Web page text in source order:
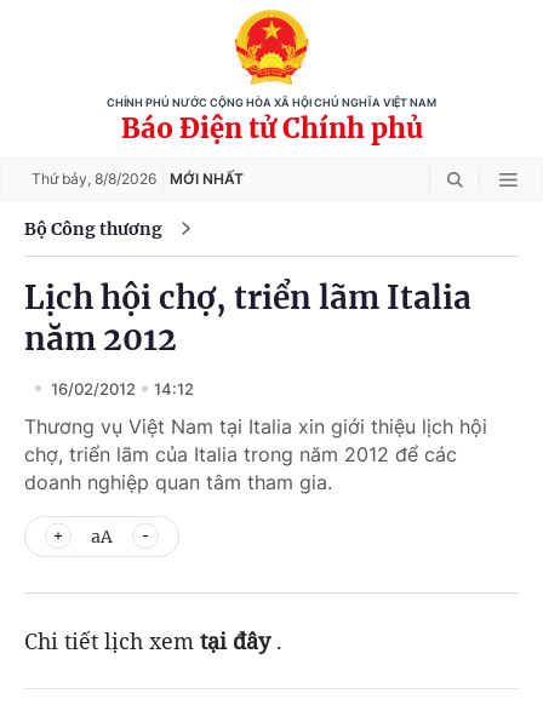
CHÍNH PHỦ NƯỚC CỘNG HÒA XÃ HỘI CHỦ NGHĨA VIỆT NAM
Báo Điện tử Chính phủ
Thứ bảy, 8/8/2026 MỚI NHẤT
Bộ Công thương
Lịch hội chợ, triển lãm Italia
năm 2012
16/02/2012 14:12
Thương vụ Việt Nam tại Italia xin giới thiệu lịch hội
chợ, triển lãm của Italia trong năm 2012 để các
doanh nghiệp quan tâm tham gia.
aA
Chi tiết lịch xem tại đây.